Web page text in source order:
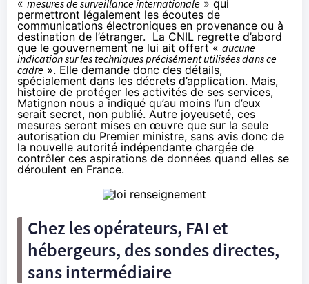
« mesures de surveillance internationale » qui
permettront légalement les écoutes de
communications électroniques en provenance ou à
destination de l’étranger. La CNIL regrette d’abord
que le gouvernement ne lui ait offert « aucune
indication sur les techniques précisément utilisées dans ce
cadre ». Elle demande donc des détails,
spécialement dans les décrets d’application. Mais,
histoire de protéger les activités de ses services,
Matignon nous a indiqué qu’au moins l’un d’eux
serait secret, non publié. Autre joyeuseté, ces
mesures seront mises en œuvre que sur la seule
autorisation du Premier ministre, sans avis donc de
la nouvelle autorité indépendante chargée de
contrôler ces aspirations de données quand elles se
déroulent en France.
Chez les opérateurs, FAI et
hébergeurs, des sondes directes,
sans intermédiaire